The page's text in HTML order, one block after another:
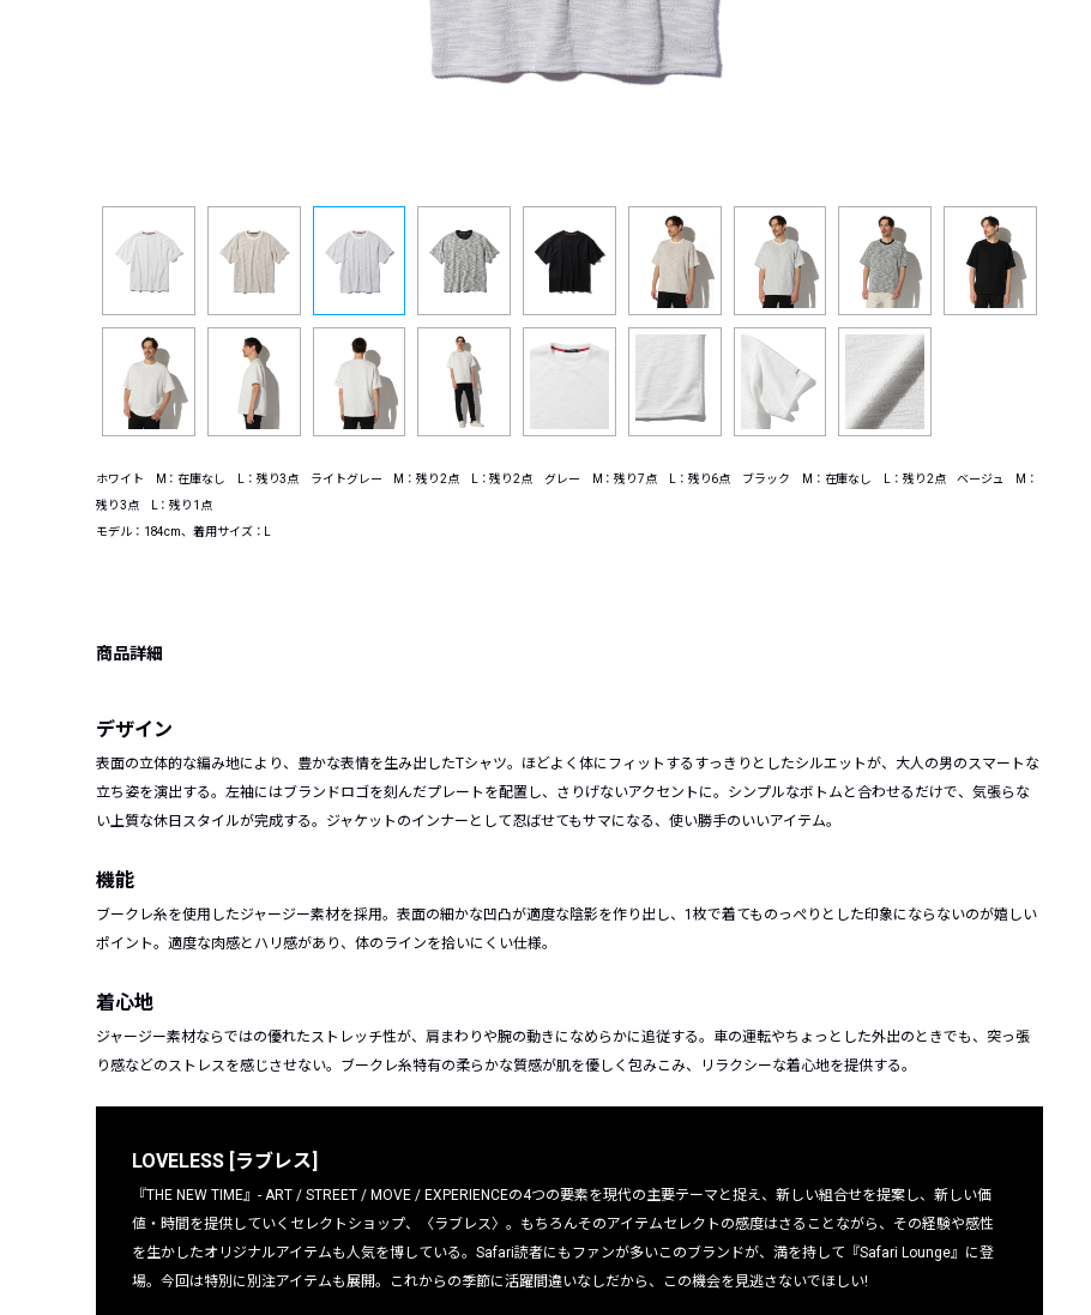
ホワイト M：在庫なし L：残り3点 ライトグレー M：残り2点 L：残り2点 グレー M：残り7点 L：残り6点 ブラック M：在庫なし L：残り2点 ベージュ M：
残り3点 L：残り1点
モデル：184cm、着用サイズ：L
商品詳細
デザイン
表面の立体的な編み地により、豊かな表情を生み出したTシャツ。ほどよく体にフィットするすっきりとしたシルエットが、大人の男のスマートな
立ち姿を演出する。左袖にはブランドロゴを刻んだプレートを配置し、さりげないアクセントに。シンプルなボトムと合わせるだけで、気張らな
い上質な休日スタイルが完成する。ジャケットのインナーとして忍ばせてもサマになる、使い勝手のいいアイテム。
機能
ブークレ糸を使用したジャージー素材を採用。表面の細かな凹凸が適度な陰影を作り出し、1枚で着てものっぺりとした印象にならないのが嬉しい
ポイント。適度な肉感とハリ感があり、体のラインを拾いにくい仕様。
着心地
ジャージー素材ならではの優れたストレッチ性が、肩まわりや腕の動きになめらかに追従する。車の運転やちょっとした外出のときでも、突っ張
り感などのストレスを感じさせない。ブークレ糸特有の柔らかな質感が肌を優しく包みこみ、リラクシーな着心地を提供する。
LOVELESS [ラブレス]
『THE NEW TIME』 - ART / STREET / MOVE / EXPERIENCEの4つの要素を現代の主要テーマと捉え、新 しい組合せを提案し、新しい価
値・時間を提供していくセレクトシ ョップ、〈ラブレス〉。もちろんそのアイテムセレクトの感度はさることながら、その経験や感性
を生かしたオリジナルアイテムも人気を博している。Safari読者にもファンが多いこのブランドが、満を持して『Safari Lounge』に登
場。今回は特別に別注アイテムも展開。これからの季節に活躍間違いなしだから、この機会を見逃さないでほしい!